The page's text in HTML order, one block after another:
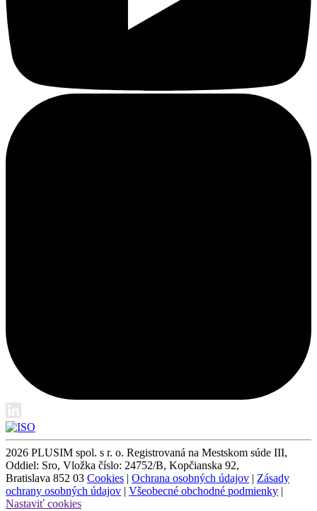
2026 PLUSIM spol. s r. o. Registrovaná na Mestskom súde III,
Oddiel: Sro, Vložka číslo: 24752/B, Kopčianska 92,
Bratislava 852 03 Cookies Ochrana osobných údajov
Zásady
ochrany osobných údajov
Všeobecné obchodné podmienky
Nastaviť cookies